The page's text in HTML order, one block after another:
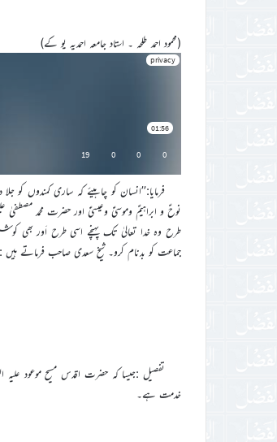
(محمود احمد طلحہ ۔ استاد جامعہ احمدیہ یو کے)
فرمایا:’’انسان کو چاہیئے کہ ساری
نوحؑ و ابراہیمؑ وموسیٰؑ وعیسیٰؑ اور حضرت محمد
طرح وہ خدا تعالیٰ تک پہنچے اسی طرح اَور بھی
جماعت کو بدنام کرو۔ شیخ سعدی صاحب فرماتے ہیں :
تفصیل :جیسا کہ حضرت اقدس مسیح موعود
خدمت ہے۔